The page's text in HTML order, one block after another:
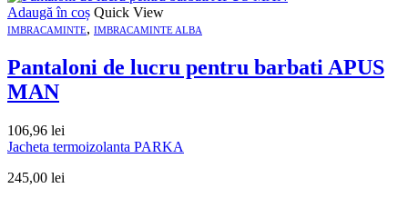
Adaugă în coș Quick View
IMBRACAMINTE, IMBRACAMINTE ALBA
Pantaloni de lucru pentru barbati APUS
MAN
106,96 lei
Jacheta termoizolanta PARKA
245,00 lei